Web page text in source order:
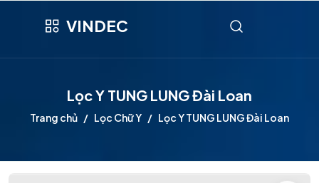
VINDEC
Lọc Y TUNG LUNG Đài Loan
Trang chủ Lọc Chữ Y Lọc Y TUNG LUNG Đài Loan